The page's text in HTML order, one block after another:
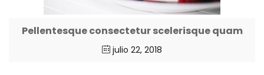
Pellentesque consectetur scelerisque quam
julio 22, 2018